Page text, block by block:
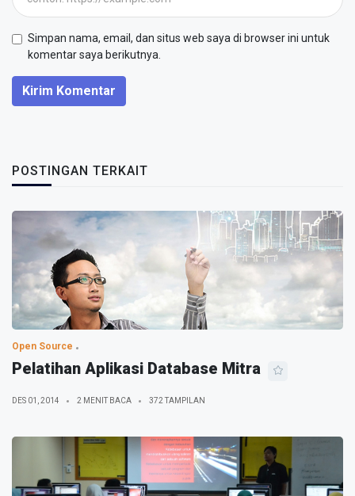
Simpan nama, email, dan situs web saya di browser ini untuk
komentar saya berikutnya.
Kirim Komentar
POSTINGAN TERKAIT
Open Source
Pelatihan Aplikasi Database Mitra
DES 01, 2014 2 MENIT BACA 372 TAMPILAN